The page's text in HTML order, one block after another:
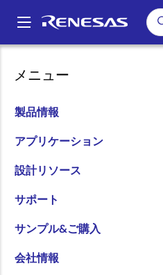
ン
メニュー
製品情報
アプリケーション
設計リソース
サポート
サンプル&ご購入
会社情報
パ
ン
く
ず
ITとOTをシームレスに繋ぐ次世代
ITとOTをシ
次世代ネット
Ethernet TSN
CC-Link IE
サネット通信
IN32M4-CL3